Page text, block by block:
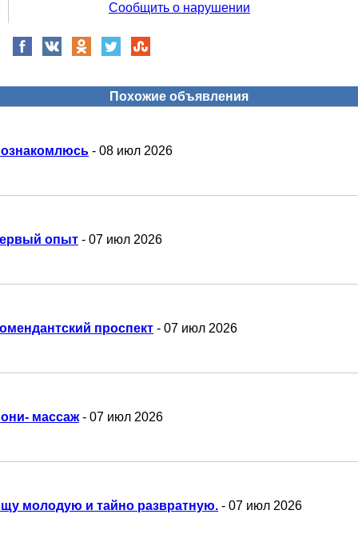
Сообщить о нарушении
Похожие объявления
- 08 июл 2026
опыт - 07 июл 2026
проспект - 07 июл 2026
массаж- 07 июл 2026
молодую и тайно развратную. - 07 июл 2026